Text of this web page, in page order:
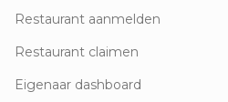
Restaurant aanmelden
Restaurant claimen
Eigenaar dashboard